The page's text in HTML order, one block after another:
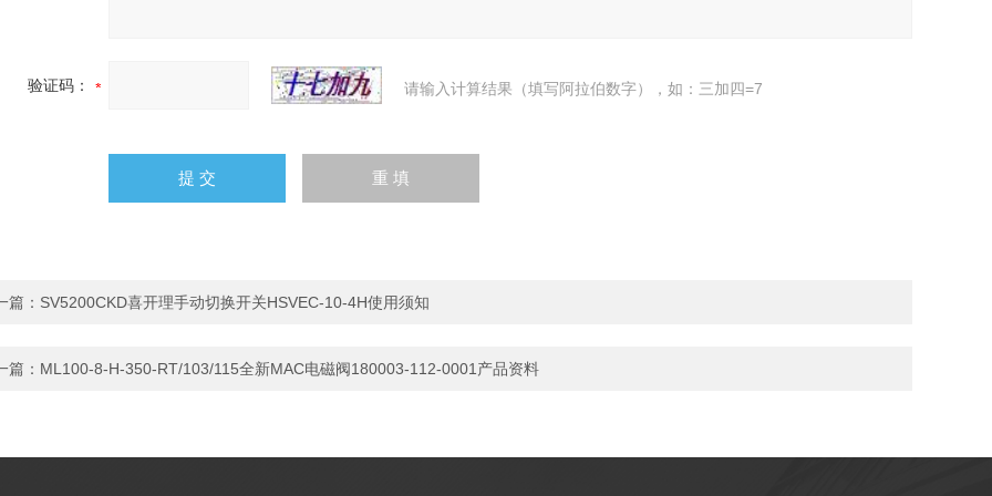
验证码： 请输入计算结果（填写阿拉伯数字），如：三加四=7
篇： SV5200CKD喜开理手动切换开关HSVEC-10-4H使用须知
篇： ML100-8-H-350-RT/103/115全新MAC电磁阀180003-112-0001产品资料